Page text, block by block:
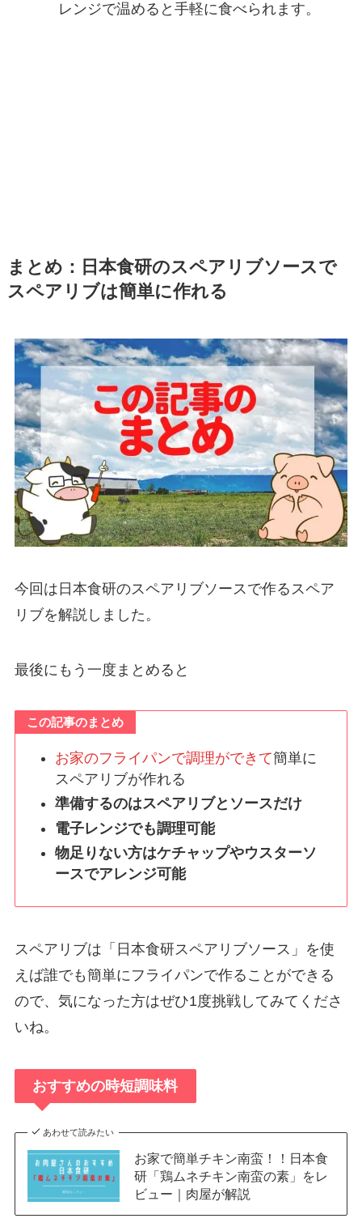
レンジで温めると手軽に食べられます。
まとめ：日本食研のスペアリブソースで
スペアリブは簡単に作れる
今回は日本食研のスペアリブソースで作るスペア
リブを解説しました。
最後にもう一度まとめると
この記事のまとめ
お家のフライパンで調理ができて簡単に
スペアリブが作れる
準備するのはスペアリブとソースだけ
電子レンジでも調理可能
物足りない方はケチャップやウスターソ
ースでアレンジ可能
スペアリブは「日本食研スペアリブソース」を使
えば誰でも簡単にフライパンで作ることができる
ので、気になった方はぜひ1度挑戦してみてくださ
いね。
おすすめの時短調味料
あわせて読みたい
お家で簡単チキン南蛮！！日本食
研「鶏ムネチキン南蛮の素」をレ
ビュー｜肉屋が解説